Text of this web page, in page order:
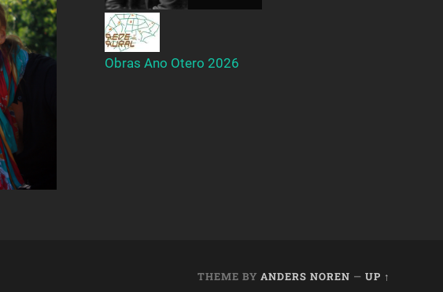
Obras Ano Otero 2026
THEME BY ANDERS NOREN — UP ↑